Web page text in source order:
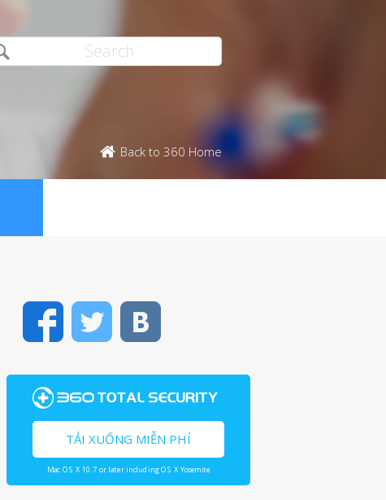
Back to 360 Home
FacebookTwitter
TẢI XUỐNG MIỄN PHÍ
Mac OS X 10.7 or later including OS X Yosemite